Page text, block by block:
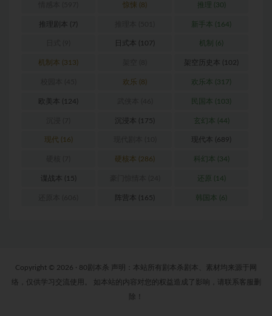
惊悚 (8) 推理 (30)
推理剧本 (7) 新手本 (164)
日式本 (107) 机制 (6)
机制本 (313) 架空历史本 (102)
欢乐 (8) 欢乐本 (317)
欧美本 (124) 民国本 (103)
沉浸本 (175) 玄幻本 (44)
现代 (16) 现代本 (689)
硬核本 (286) 科幻本 (34)
谍战本 (15) 还原 (14)
阵营本 (165) 韩国本 (6)
Copyright © 2026 · 80剧本杀 声明：本站所有剧本杀剧本、素材均来源于网
络，仅供学习交流使用。 如本站的内容对您的权益造成了影响，请联系客服删
除！